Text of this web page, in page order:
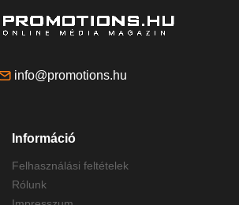
info@promotions.hu
Információ
Felhasználási feltételek
Rólunk